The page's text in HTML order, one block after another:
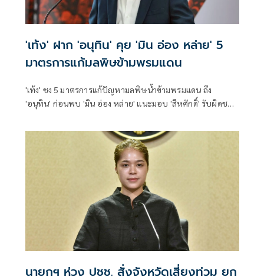
'เท้ง' ฝาก 'อนุทิน' คุย 'มิน อ่อง หล่าย' 5
มาตรการแก้มลพิษข้ามพรมแดน
'เท้ง' ชง 5 มาตรการแก้ปัญหามลพิษน้ำข้ามพรมแดน ถึง
'อนุทิน' ก่อนพบ 'มิน อ่อง หล่าย' แนะมอบ 'สีหศักดิ์' รับผิดชอบ
นายกฯ ห่วง ปชช. สั่งจังหวัดเสี่ยงท่วม ยก